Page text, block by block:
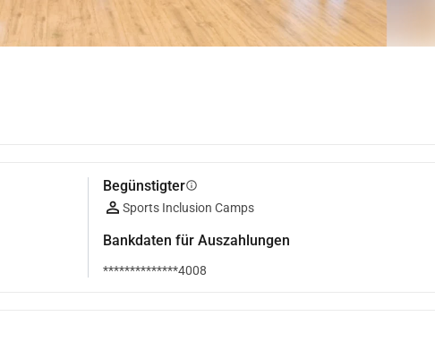
Begünstigterinfo
Sports Inclusion Camps
Bankdaten für Auszahlungen
**************4008